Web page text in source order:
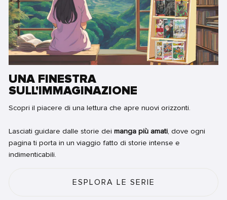
UNA FINESTRA
SULL'IMMAGINAZIONE
Scopri il piacere di una lettura che apre nuovi orizzonti.
Lasciati guidare dalle storie dei manga più amati, dove ogni
pagina ti porta in un viaggio fatto di storie intense e
indimenticabili.
ESPLORA LE SERIE